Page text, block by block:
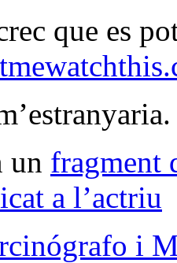
que es
un fragment
a l’actriu
i